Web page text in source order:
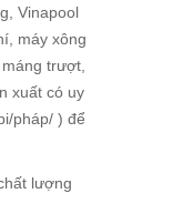
Vinapool
máy xông
trượt,
xuất có uy
pháp/ ) để
lượng